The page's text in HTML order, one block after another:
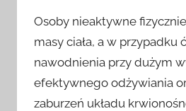
Osoby nieaktywne
masy ciała, a w
nawodnienia przy dużym
efektywnego odżywiania
zaburzeń układu